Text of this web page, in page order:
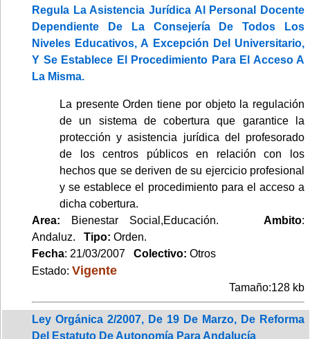
Regula La Asistencia Jurídica Al Personal Docente
Dependiente De La Consejería De Todos Los
Niveles Educativos, A Excepción Del Universitario,
Y Se Establece El Procedimiento Para El Acceso A
La Misma.
La presente Orden tiene por objeto la regulación
de un sistema de cobertura que garantice la
protección y asistencia jurídica del profesorado
de los centros públicos en relación con los
hechos que se deriven de su ejercicio profesional
y se establece el procedimiento para el acceso a
dicha cobertura.
Area: Bienestar Social,Educación. Ambito:
Andaluz. Tipo: Orden.
Fecha: 21/03/2007 Colectivo: Otros
Estado: Vigente
Tamaño:128 kb
Ley Orgánica 2/2007, De 19 De Marzo, De Reforma
Del Estatuto De Autonomía Para Andalucía